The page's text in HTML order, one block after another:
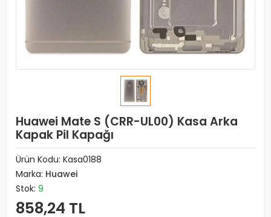
Huawei Mate S (CRR-UL00) Kasa Arka
Kapak Pil Kapağı
Ürün Kodu: Kasa0188
Marka: Huawei
Stok: 9
858,24 TL